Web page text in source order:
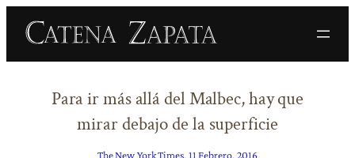
Para ir más allá del Malbec, hay que
mirar debajo de la superficie
The New York Times, 11 Febrero, 2016